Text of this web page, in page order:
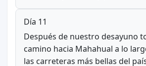
Día 11
Después de nuestro desayuno
camino hacia Mahahual a lo
las carreteras más bellas del